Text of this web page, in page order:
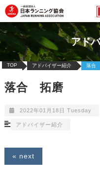
アド
TOP アドバイザー紹介 落合
落合 拓磨
2022年01月18日 Tuesday
アドバイザー紹介
« next